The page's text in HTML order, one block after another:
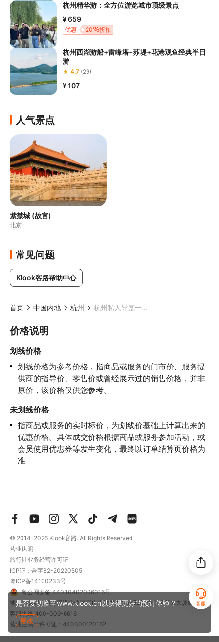
是否要切换至www.klook.cn以获得更好的预订体验？
更改
杭州精华游：全方位游览城市顶级景点
¥ 659
20 折扣
优惠
杭州西湖游船+雷峰塔+苏堤+花港观鱼经典半日
游
★ 4.7 (29)
¥ 107
人气景点
紫禁城 (故宫)
北京
常见问题
Klook客路帮助中心
首页 中国内地 杭州 杭州私人导览一日游西湖 灵隐寺 飞来峰 雷峰塔
价格说明
划线价格
划线价格为参考价格，指商品或服务的门市价、服务提
供商的指导价、零售价或曾经展示过的销售价格，并非
原价，该价格仅供您参考。
未划线价格
指商品或服务的实时标价，为划线价基础上计算出来的
优惠价格。具体成交价格根据商品或服务参加活动，或
会员使用优惠券等发生变化，最终以订单结算页价格为
准
客服
© 2014-2026 Klook客路. All Rights Reserved.
营业执照
旅行社业务经营许可证
ICP证：合字B2-20220505
粤ICP备14100233号
粤公网安备 44030402006016号
地址：深圳市前海深港合作区南山街道梦海大道5289号中粮亚太大厦801
客服热线 400-009-6616
营业性演出许可证：440300120162